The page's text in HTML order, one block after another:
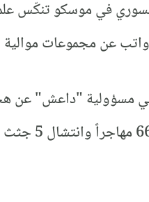
في موسكو تنكّس
عن مجموعات
مسؤولية "داعش" عن